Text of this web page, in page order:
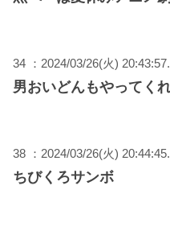
34 ：2024/03/26(火)
男おいどんもやってく
38 ：2024/03/26(火)
ちびくろサンボ